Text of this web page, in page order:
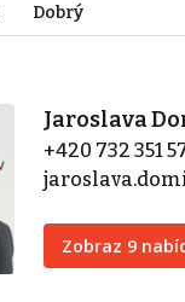
Dobrý
Jaroslava
+420 732 351
Zobraz 9